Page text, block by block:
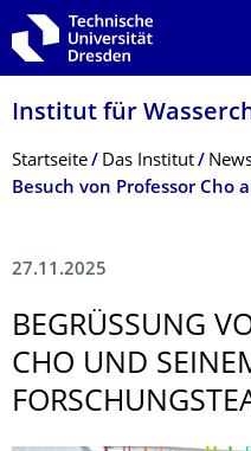
Zur Hauptnavigation springen
Zur Suche springen
Zum Inhalt springen
Institut für
Breadcrumb-Menü
Startseite Das Institut
Besuch von Professor Cho
27.11.2025
BEGRÜSSUNG
HO UND SEINEM